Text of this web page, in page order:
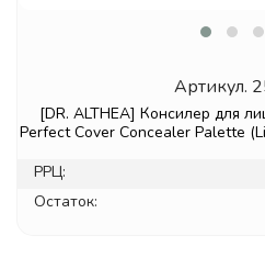
Артикул.
[DR. ALTHEA] Консилер для
Perfect Cover Concealer Palette
РРЦ:
Остаток: